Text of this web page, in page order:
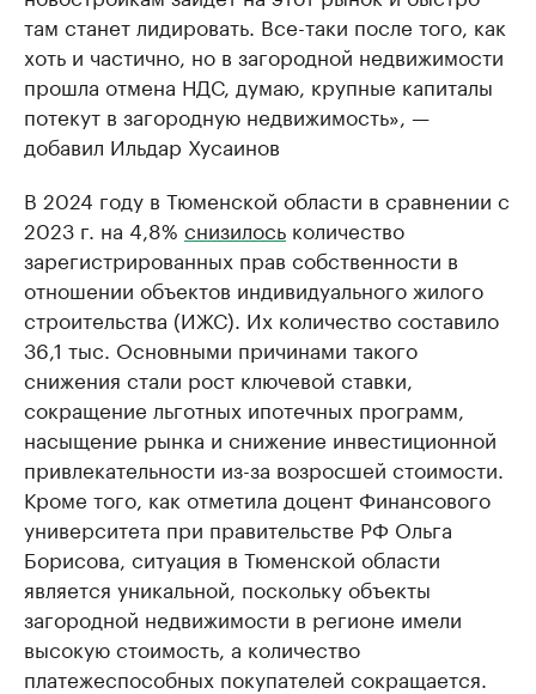
там станет лидировать. Все-таки после того, как
хоть и частично, но в загородной недвижимости
прошла отмена НДС, думаю, крупные капиталы
потекут в загородную недвижимость», —
добавил Ильдар Хусаинов
В 2024 году в Тюменской области в сравнении с
2023 г. на 4,8% снизилось количество
зарегистрированных прав собственности в
отношении объектов индивидуального жилого
строительства (ИЖС). Их количество составило
36,1 тыс. Основными причинами такого
снижения стали рост ключевой ставки,
сокращение льготных ипотечных программ,
насыщение рынка и снижение инвестиционной
привлекательности из-за возросшей стоимости.
Кроме того, как отметила доцент Финансового
университета при правительстве РФ Ольга
Борисова, ситуация в Тюменской области
является уникальной, поскольку объекты
загородной недвижимости в регионе имели
высокую стоимость, а количество
платежеспособных покупателей сокращается.